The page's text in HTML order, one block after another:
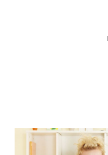
Életmód
A rossz gyermekkor